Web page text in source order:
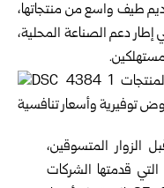
طيف واسع من منتجاتها،
دعم الصناعة المحلية،
الزوار المتسوقين،
قدمتها الشركات